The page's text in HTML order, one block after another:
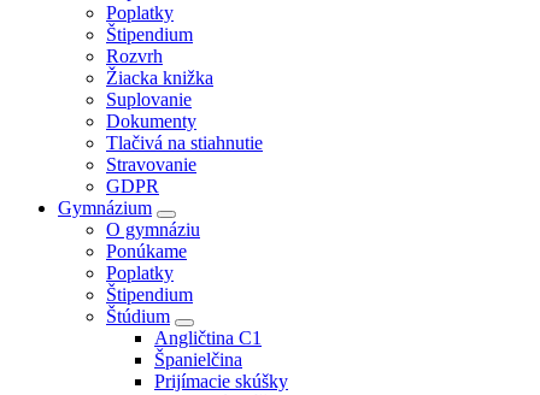
Poplatky
Štipendium
Rozvrh
Žiacka knižka
Suplovanie
Dokumenty
Tlačivá na stiahnutie
Stravovanie
GDPR
Gymnázium
O gymnáziu
Ponúkame
Poplatky
Štipendium
Štúdium
Angličtina C1
Španielčina
Prijímacie skúšky